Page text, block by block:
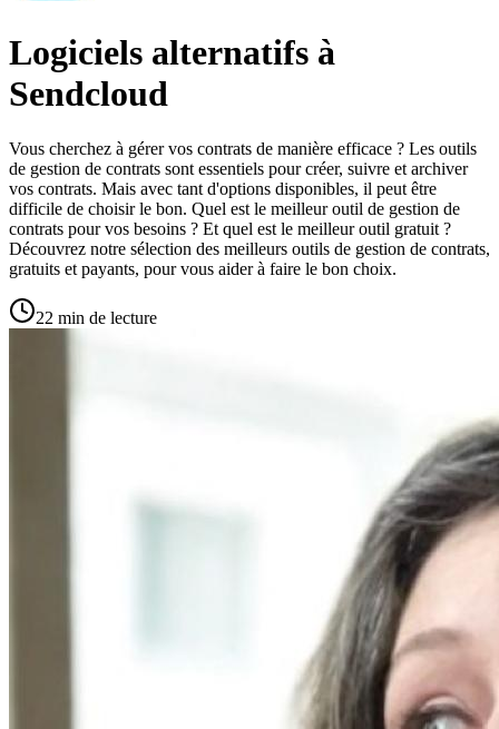
Logiciels alternatifs à
Sendcloud
Vous cherchez à gérer vos contrats de manière efficace ? Les outils
de gestion de contrats sont essentiels pour créer, suivre et archiver
vos contrats. Mais avec tant d'options disponibles, il peut être
difficile de choisir le bon. Quel est le meilleur outil de gestion de
contrats pour vos besoins ? Et quel est le meilleur outil gratuit ?
Découvrez notre sélection des meilleurs outils de gestion de contrats,
gratuits et payants, pour vous aider à faire le bon choix.
22 min de lecture